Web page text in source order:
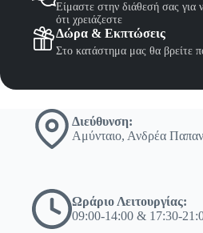
Είμαστε στην διάθεσή σας για
ότι χρειάζεστε
Δώρα & Εκπτώσεις
Στο κατάστημα μας θα βρείτε
Διεύθυνση:
Αμύνταιο, Ανδρέα
Ωράριο Λειτουργίας:
09:00-14:00 & 17:30-